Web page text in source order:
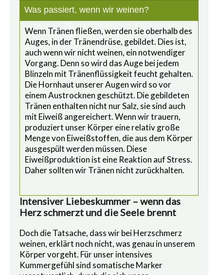
Was passiert, wenn wir weinen?
Wenn Tränen fließen, werden sie oberhalb des
Auges, in der Tränendrüse, gebildet. Dies ist,
auch wenn wir nicht weinen, ein notwendiger
Vorgang. Denn so wird das Auge bei jedem
Blinzeln mit Tränenflüssigkeit feucht gehalten.
Die Hornhaut unserer Augen wird so vor
einem Austrocknen geschützt. Die gebildeten
Tränen enthalten nicht nur Salz, sie sind auch
mit Eiweiß angereichert. Wenn wir trauern,
produziert unser Körper eine relativ große
Menge von Eiweißstoffen, die aus dem Körper
ausgespült werden müssen. Diese
Eiweißproduktion ist eine Reaktion auf Stress.
Daher sollten wir Tränen nicht zurückhalten.
Intensiver Liebeskummer – wenn das
Herz schmerzt und die Seele brennt
Doch die Tatsache, dass wir bei Herzschmerz
weinen, erklärt noch nicht, was genau in unserem
Körper vorgeht. Für unser intensives
Kummergefühl sind somatische Marker